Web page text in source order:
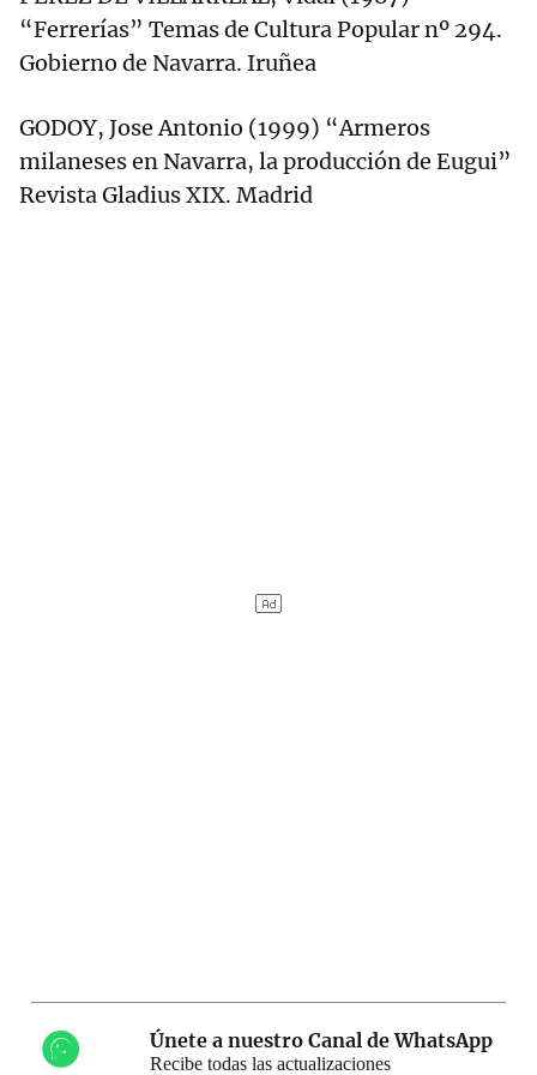
“Ferrerías” Temas de Cultura Popular nº 294.
Gobierno de Navarra. Iruñea
GODOY, Jose Antonio (1999) “Armeros
milaneses en Navarra, la producción de Eugui”
Revista Gladius XIX. Madrid
Únete a nuestro Canal de WhatsApp
Recibe todas las actualizaciones